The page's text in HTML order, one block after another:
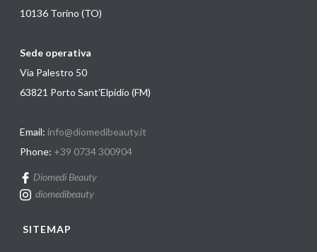
10136 Torino (TO)
Sede operativa
Via Palestro 50
63821 Porto Sant'Elpidio (FM)
Email: info@diomedibeauty.it
Phone: +39 0734 300904
Diomedi Beauty
diomedibeauty
SITEMAP